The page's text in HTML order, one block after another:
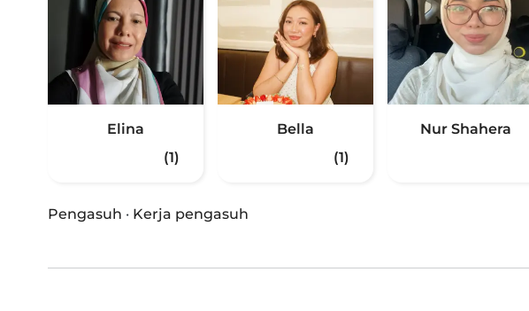
Elina
(1)
Bella
(1)
Nur Shahera
Pengasuh · Kerja pengasuh